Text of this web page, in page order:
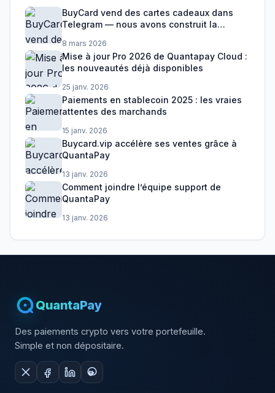
BuyCard vend des cartes cadeaux dans
Telegram — nous avons construit la
8 mars 2026
Mise à jour Pro 2026 de Quantapay Cloud :
les nouveautés déjà disponibles
25 janv. 2026
Paiements en stablecoin 2025 : les vraies
attentes des marchands
15 janv. 2026
Buycard.vip accélère ses ventes grâce à
QuantaPay
13 janv. 2026
Comment joindre l’équipe support de
QuantaPay
13 janv. 2026
QuantaPay
Des paiements crypto vers votre portefeuille.
Simple et non dépositaire.